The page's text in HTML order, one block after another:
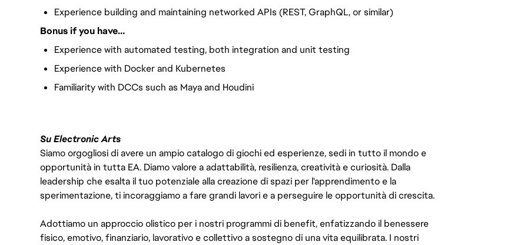
Experience building and maintaining networked APIs (REST, GraphQL, or similar)
Bonus if you have…
Experience with automated testing, both integration and unit testing
Experience with Docker and Kubernetes
Familiarity with DCCs such as Maya and Houdini
Su Electronic Arts
Siamo orgogliosi di avere un ampio catalogo di giochi ed esperienze, sedi in tutto il mondo e
opportunità in tutta EA. Diamo valore a adattabilità, resilienza, creatività e curiosità. Dalla
leadership che esalta il tuo potenziale alla creazione di spazi per l'apprendimento e la
sperimentazione, ti incoraggiamo a fare grandi lavori e a perseguire le opportunità di crescita.
Adottiamo un approccio olistico per i nostri programmi di benefit, enfatizzando il benessere
fisico, emotivo, finanziario, lavorativo e collettivo a sostegno di una vita equilibrata. I nostri